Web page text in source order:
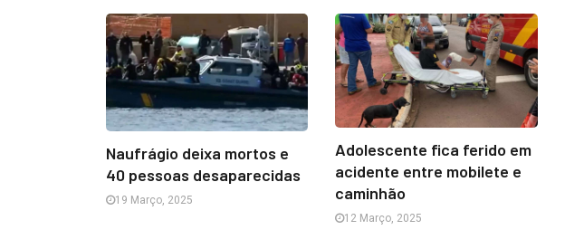
Naufrágio deixa mortos e
40 pessoas desaparecidas
19 Março, 2025
Adolescente fica ferido em
acidente entre mobilete e
caminhão
12 Março, 2025